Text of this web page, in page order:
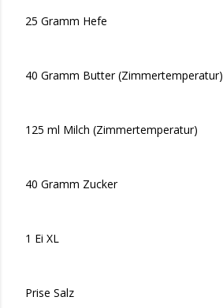
25 Gramm Hefe
40 Gramm Butter (Zimmertemperatur)
125 ml Milch (Zimmertemperatur)
40 Gramm Zucker
1 Ei XL
Prise Salz